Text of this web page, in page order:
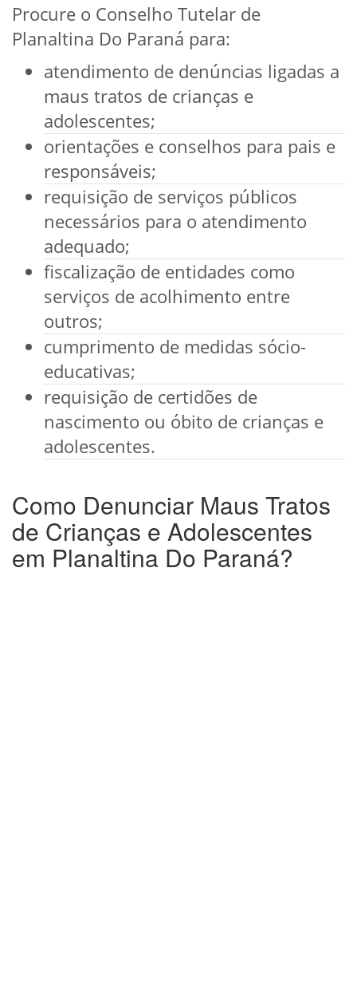
Procure o Conselho Tutelar de
Planaltina Do Paraná para:
atendimento de denúncias ligadas a
maus tratos de crianças e
adolescentes;
orientações e conselhos para pais e
responsáveis;
requisição de serviços públicos
necessários para o atendimento
adequado;
fiscalização de entidades como
serviços de acolhimento entre
outros;
cumprimento de medidas sócio-
educativas;
requisição de certidões de
nascimento ou óbito de crianças e
adolescentes.
Como Denunciar Maus Tratos
de Crianças e Adolescentes
em Planaltina Do Paraná?